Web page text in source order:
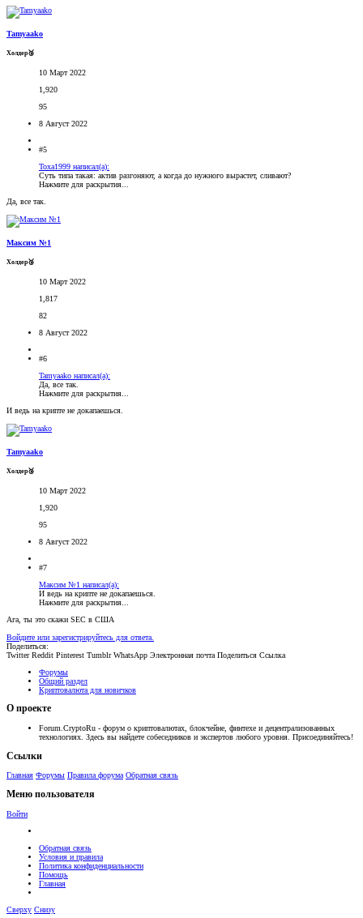
Tamyaako
Холдер🥉
10 Март 2022
1,920
95
8 Август 2022
#5
Toxa1999 написал(а):
Суть типа такая: актив разгоняют, а когда до нужного вырастет, сливают?
Нажмите для раскрытия...
Да, все так.
Максим №1
Холдер🥉
10 Март 2022
1,817
82
8 Август 2022
#6
Tamyaako написал(а):
Да, все так.
Нажмите для раскрытия...
И ведь на крипте не докапаешься.
Tamyaako
Холдер🥉
10 Март 2022
1,920
95
8 Август 2022
#7
Максим №1 написал(а):
И ведь на крипте не докапаешься.
Нажмите для раскрытия...
Ага, ты это скажи SEC в США
Войдите или зарегистрируйтесь для ответа.
Поделиться:
Twitter Reddit Pinterest Tumblr WhatsApp Электронная почта Поделиться Ссылка
Форумы
Общий раздел
Криптовалюта для новичков
О проекте
Forum.CryptoRu - форум о криптовалютах, блокчейне, финтехе и децентрализованных
технологиях. Здесь вы найдете собеседников и экспертов любого уровня. Присоединяйтесь!
Ссылки
Главная Форумы Правила форума Обратная связь
Меню пользователя
Войти
Обратная связь
Условия и правила
Политика конфиденциальности
Помощь
Главная
Сверху Снизу